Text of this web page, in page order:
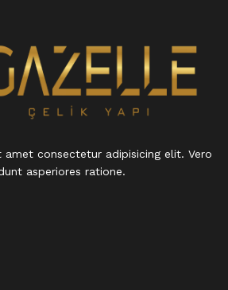
consectetur adipisicing elit. Vero
asperiores ratione.